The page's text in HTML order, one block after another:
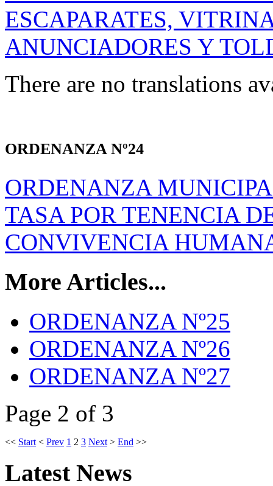
ESCAPARATES,
ANUNCIADORES Y
There are no translations
ORDENANZA Nº24
ORDENANZA
TASA POR TENENCIA
CONVIVENCIA
More Articles...
ORDENANZA Nº25
ORDENANZA Nº26
ORDENANZA Nº27
Page 2 of 3
<< Start < Prev 1 2 3 Next > End >>
LatestNews